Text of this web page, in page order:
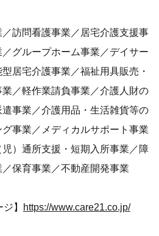
訪問看護事業／居宅介護支援事
グループホーム事業／デイサー
居宅介護事業／福祉用具販売・
／軽作業請負事業／介護人財の
事業／介護用品・生活雑貨等の
事業／メディカルサポート事業
）通所支援・短期入所事業／障
保育事業／不動産開発事業
】 https://www.care21.co.jp/